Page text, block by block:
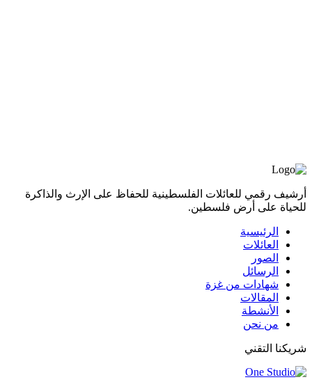
أرشيف رقمي للعائلات الفلسطينية للحفاظ على الإرث والذاكرة
للحياة على أرض فلسطين.
الرئيسية
العائلات
الصور
الرسائل
شهادات من غزة
المقالات
الأنشطة
من نحن
شريكنا التقني